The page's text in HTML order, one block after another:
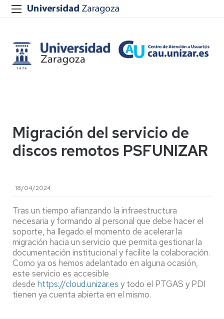
Migración del servicio de
discos remotos PSFUNIZAR
18/04/2024
Tras un tiempo afianzando la infraestructura
necesaria y formando al personal que debe hacer el
soporte, ha llegado el momento de acelerar la
migración hacia un servicio que permita gestionar la
documentación institucional y facilite la colaboración.
Como ya os hemos adelantado en alguna ocasión,
este servicio es accesible
desde https://cloud.unizar.es y todo el PTGAS y PDI
tienen ya cuenta abierta en el mismo.